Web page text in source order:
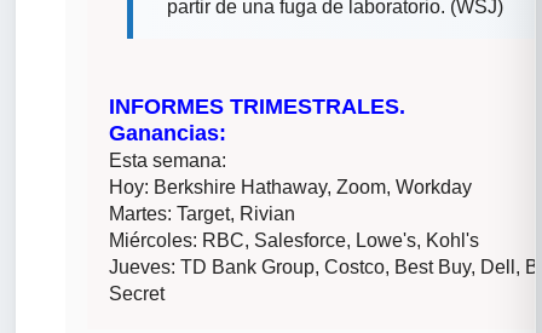
partir de una fuga de laboratorio. (WSJ)
INFORMES TRIMESTRALES.
Ganancias:
Esta semana:
Hoy: Berkshire Hathaway, Zoom, Workday
Martes: Target, Rivian
Miércoles: RBC, Salesforce, Lowe's, Kohl's
Jueves: TD Bank Group, Costco, Best Buy, Dell,
Secret